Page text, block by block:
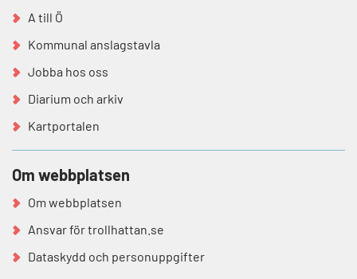
A till Ö
Kommunal anslagstavla
Jobba hos oss
Diarium och arkiv
Kartportalen
Om webbplatsen
Om webbplatsen
Ansvar för trollhattan.se
Dataskydd och personuppgifter